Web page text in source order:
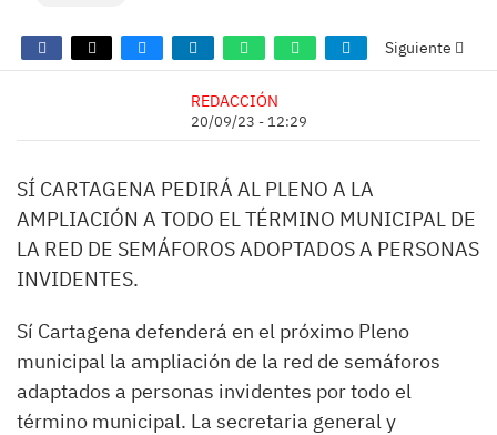
Siguiente
REDACCIÓN
20/09/23 - 12:29
SÍ CARTAGENA PEDIRÁ AL PLENO A LA
AMPLIACIÓN A TODO EL TÉRMINO MUNICIPAL DE
LA RED DE SEMÁFOROS ADOPTADOS A PERSONAS
INVIDENTES.
Sí Cartagena defenderá en el próximo Pleno
municipal la ampliación de la red de semáforos
adaptados a personas invidentes por todo el
término municipal. La secretaria general y